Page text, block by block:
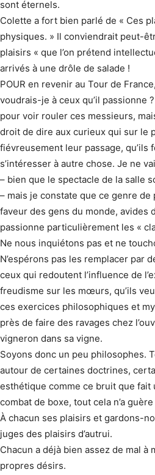
sont éternels.
Colette a fort bien parlé de « Ces
physiques. » Il conviendrait peut-
plaisirs « que l’on prétend
arrivés à une drôle de salade !
POUR en revenir au Tour de
voudrais-je à ceux qu’il passionne
pour voir rouler ces messieurs,
droit de dire aux curieux qui sur le
fiévreusement leur passage, qu’ils
s’intéresser à autre chose. Je ne
– bien que le spectacle de la salle
– mais je constate que ce genre de
faveur des gens du monde, avides
passionne particulièrement les «
Ne nous inquiétons pas et ne
N’espérons pas les remplacer par
ceux qui redoutent l’influence de
freudisme sur les mœurs, qu’ils
ces exercices philosophiques et
près de faire des ravages chez
vigneron dans sa vigne.
Soyons donc un peu philosophes.
autour de certaines doctrines,
esthétique comme ce bruit que fait
combat de boxe, tout cela n’a
À chacun ses plaisirs et gardons-
juges des plaisirs d’autrui.
Chacun a déjà bien assez de mal à
propres désirs.